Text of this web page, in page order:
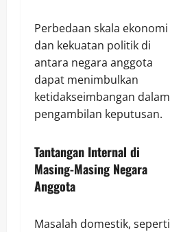
Perbedaan skala ekonomi
dan kekuatan politik di
antara negara anggota
dapat menimbulkan
ketidakseimbangan dalam
pengambilan keputusan.
Tantangan Internal di
Masing-Masing Negara
Anggota
Masalah domestik, seperti